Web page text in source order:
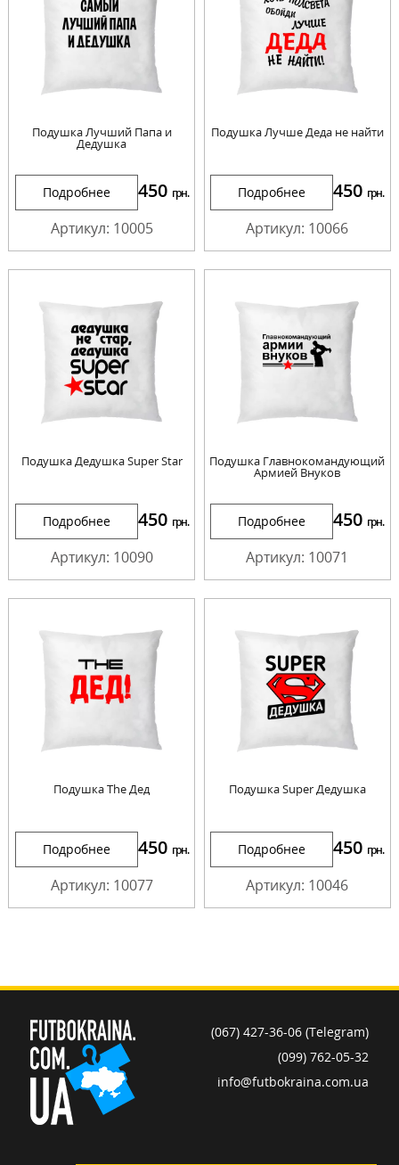
Подушка Лучший Папа и
Дедушка
Подробнее 450 грн.
Артикул: 10005
Подушка Лучше Деда не найти
Подробнее 450 грн.
Артикул: 10066
Подушка Дедушка Super Star
Подробнее 450 грн.
Артикул: 10090
Подушка Главнокомандующий
Армией Внуков
Подробнее 450 грн.
Артикул: 10071
Подушка The Дед
Подробнее 450 грн.
Артикул: 10077
Подушка Super Дедушка
Подробнее 450 грн.
Артикул: 10046
(067) 427-36-06 (Telegram)
(099) 762-05-32
info@futbokraina.com.ua